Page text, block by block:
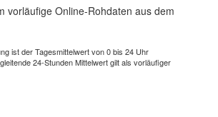
vorläufige Online-Rohdaten aus dem
ist der Tagesmittelwert von 0 bis 24 Uhr
24-Stunden Mittelwert gilt als vorläufiger